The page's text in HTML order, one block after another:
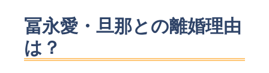
冨永愛・旦那との離婚理由
は？